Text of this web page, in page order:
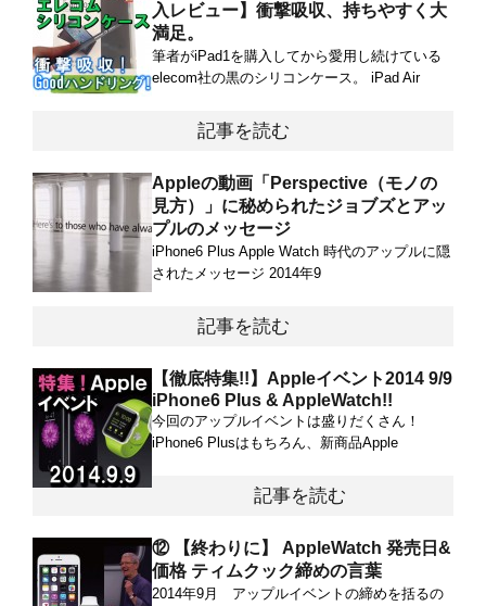
入レビュー】衝撃吸収、持ちやすく大
満足。
筆者がiPad1を購入してから愛用し続けている
elecom社の黒のシリコンケース。 iPad Air
記事を読む
Appleの動画「Perspective（モノの
見方）」に秘められたジョブズとアッ
プルのメッセージ
iPhone6 Plus Apple Watch 時代のアップルに隠
されたメッセージ 2014年9
記事を読む
【徹底特集!!】Appleイベント2014 9/9
iPhone6 Plus & AppleWatch!!
今回のアップルイベントは盛りだくさん！
iPhone6 Plusはもちろん、新商品Apple
記事を読む
⑫ 【終わりに】 AppleWatch 発売日&
価格 ティムクック締めの言葉
2014年9月 アップルイベントの締めを括るの